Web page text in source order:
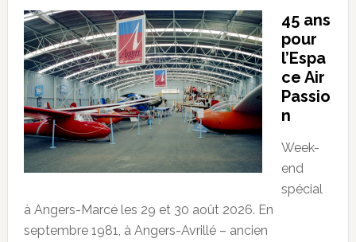
45 ans
pour
l’Espa
ce Air
Passio
n
Week-
end
spécial
à Angers-Marcé les 29 et 30 août 2026. En
septembre 1981, à Angers-Avrillé – ancien